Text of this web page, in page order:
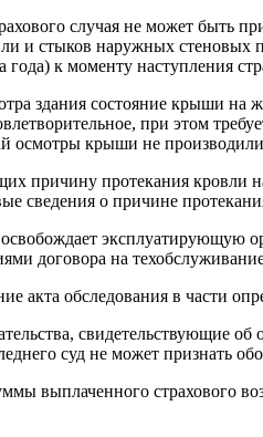
случая не может быть
и стыков наружных
к моменту наступления
здания состояние крыши
при этом
осмотры крыши не
причину протекания
сведения о причине
договора на
акта обследования в части
свидетельствующие
суд не может признать
выплаченного страхового